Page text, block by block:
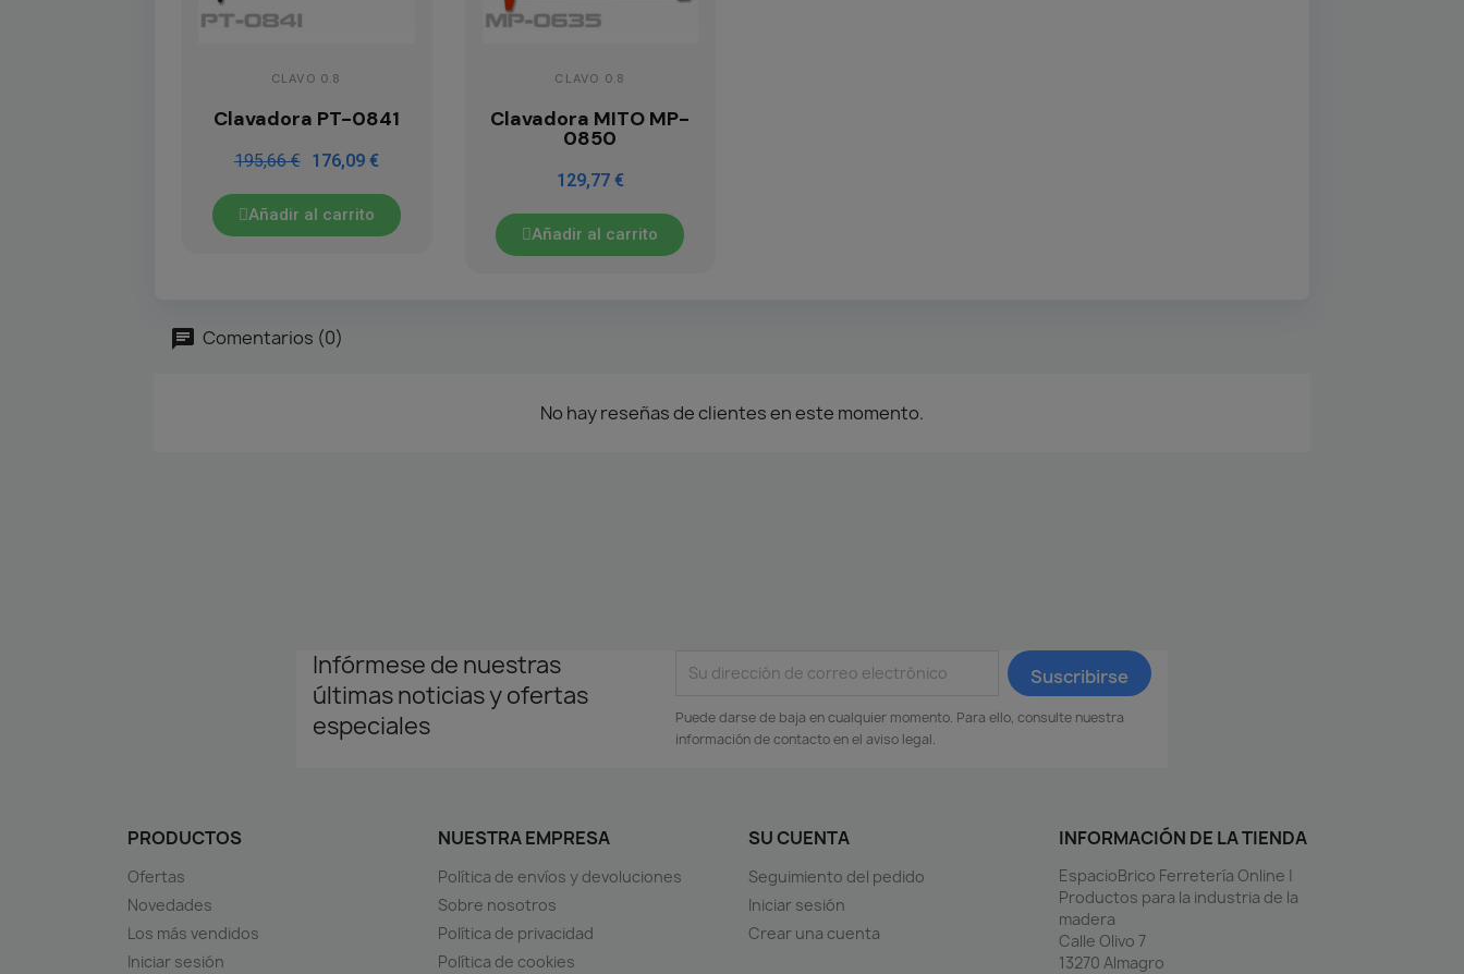
CLAVO 0.8
Clavadora PT-0841
195,66 € 176,09 €
Añadir al carrito
CLAVO 0.8
Clavadora MITO MP-
0850
129,77 €
Añadir al carrito
Comentarios (0)
No hay reseñas de clientes en este momento.
Infórmese de nuestras
últimas noticias y ofertas
especiales
Puede darse de baja en cualquier momento. Para ello, consulte nuestra
información de contacto en el aviso legal.
PRODUCTOS
Ofertas
Novedades
Los más vendidos
Iniciar sesión
NUESTRA EMPRESA
Política de envíos y devoluciones
Sobre nosotros
Política de privacidad
Política de cookies
SU CUENTA
Seguimiento del pedido
Iniciar sesión
Crear una cuenta
INFORMACIÓN DE LA TIENDA
EspacioBrico Ferretería Online |
Productos para la industria de la
madera
Calle Olivo 7
13270 Almagro